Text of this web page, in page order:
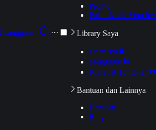
Langganan
···
Promo
Pakai Kode Voucher
Library Saya
Daftarku
Mengikuti
Riwayat Tontonan
Bantuan dan Lainnya
Bantuan
Blog